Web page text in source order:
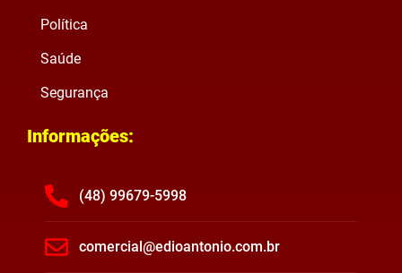
Política
Saúde
Segurança
Informações:
(48) 99679-5998
comercial@edioantonio.com.br